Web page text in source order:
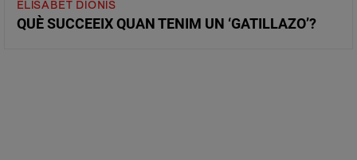
ELISABET DIONIS
QUÈ SUCCEEIX QUAN TENIM UN ‘GATILLAZO’?